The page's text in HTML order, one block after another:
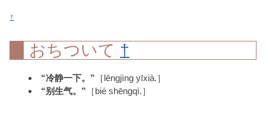
↑
おちついて †
“冷静一下。” ［lěngjìng yīxià.］
“别生气。” ［bié shēngqì.］